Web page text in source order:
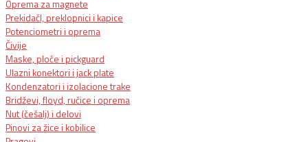
Oprema za magnete
PrekidačI, preklopnici i kapice
Potenciometri i oprema
Čivije
Maske, ploče i pickguard
Ulazni konektori i jack plate
Kondenzatori i izolacione trake
Bridževi, floyd, ručice i oprema
Nut (češalj) i delovi
Pinovi za žice i kobilice